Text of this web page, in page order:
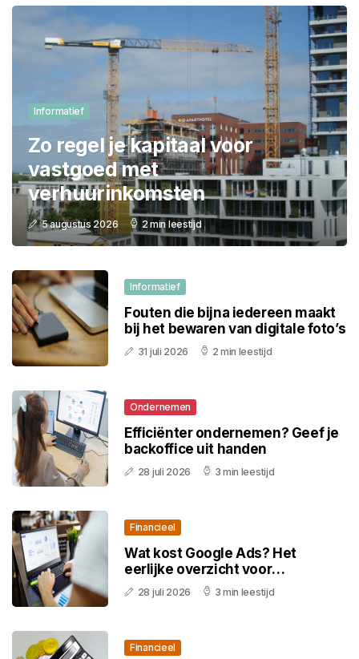
Informatief
Zo regel je kapitaal voor
vastgoed met
verhuurinkomsten
5 augustus 2026 2 min leestijd
Informatief
Fouten die bijna iedereen maakt
bij het bewaren van digitale foto’s
31 juli 2026 2 min leestijd
Ondernemen
Efficiënter ondernemen? Geef je
backoffice uit handen
28 juli 2026 3 min leestijd
Financieel
Wat kost Google Ads? Het
eerlijke overzicht voor
ondernemers in 2026
28 juli 2026 3 min leestijd
Financieel